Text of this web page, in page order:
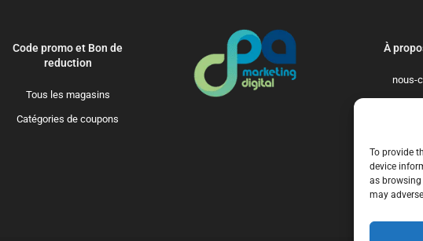
To provide
device
as
may
Code promo et Bon de
reduction
Tous les magasins
Catégories de coupons
À
nous-